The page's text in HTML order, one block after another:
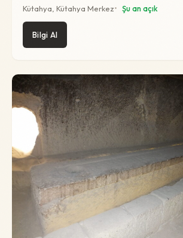
Kütahya, Kütahya Merkez Şu an açık
Bilgi Al